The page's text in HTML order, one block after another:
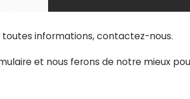
toutes informations, contactez-nous.
et nous ferons de notre mieux